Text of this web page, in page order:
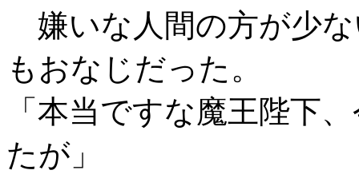
嫌いな人間の方が少
もおなじだった。
「本当ですな魔王陛下
たが」